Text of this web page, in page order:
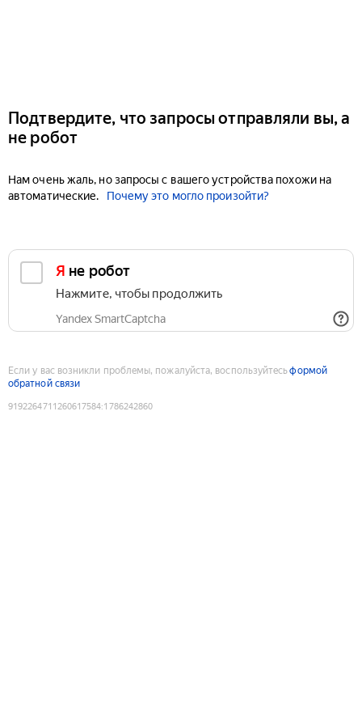
Подтвердите, что запросы отправляли вы, а
не робот
Нам очень жаль, но запросы с вашего устройства похожи на
автоматические.
Почему это могло произойти?
Я не робот
Нажмите, чтобы продолжить
Yandex SmartCaptcha
Если у вас возникли проблемы, пожалуйста, воспользуйтесьформой
обратной связи
9192264711260617584:1786242860